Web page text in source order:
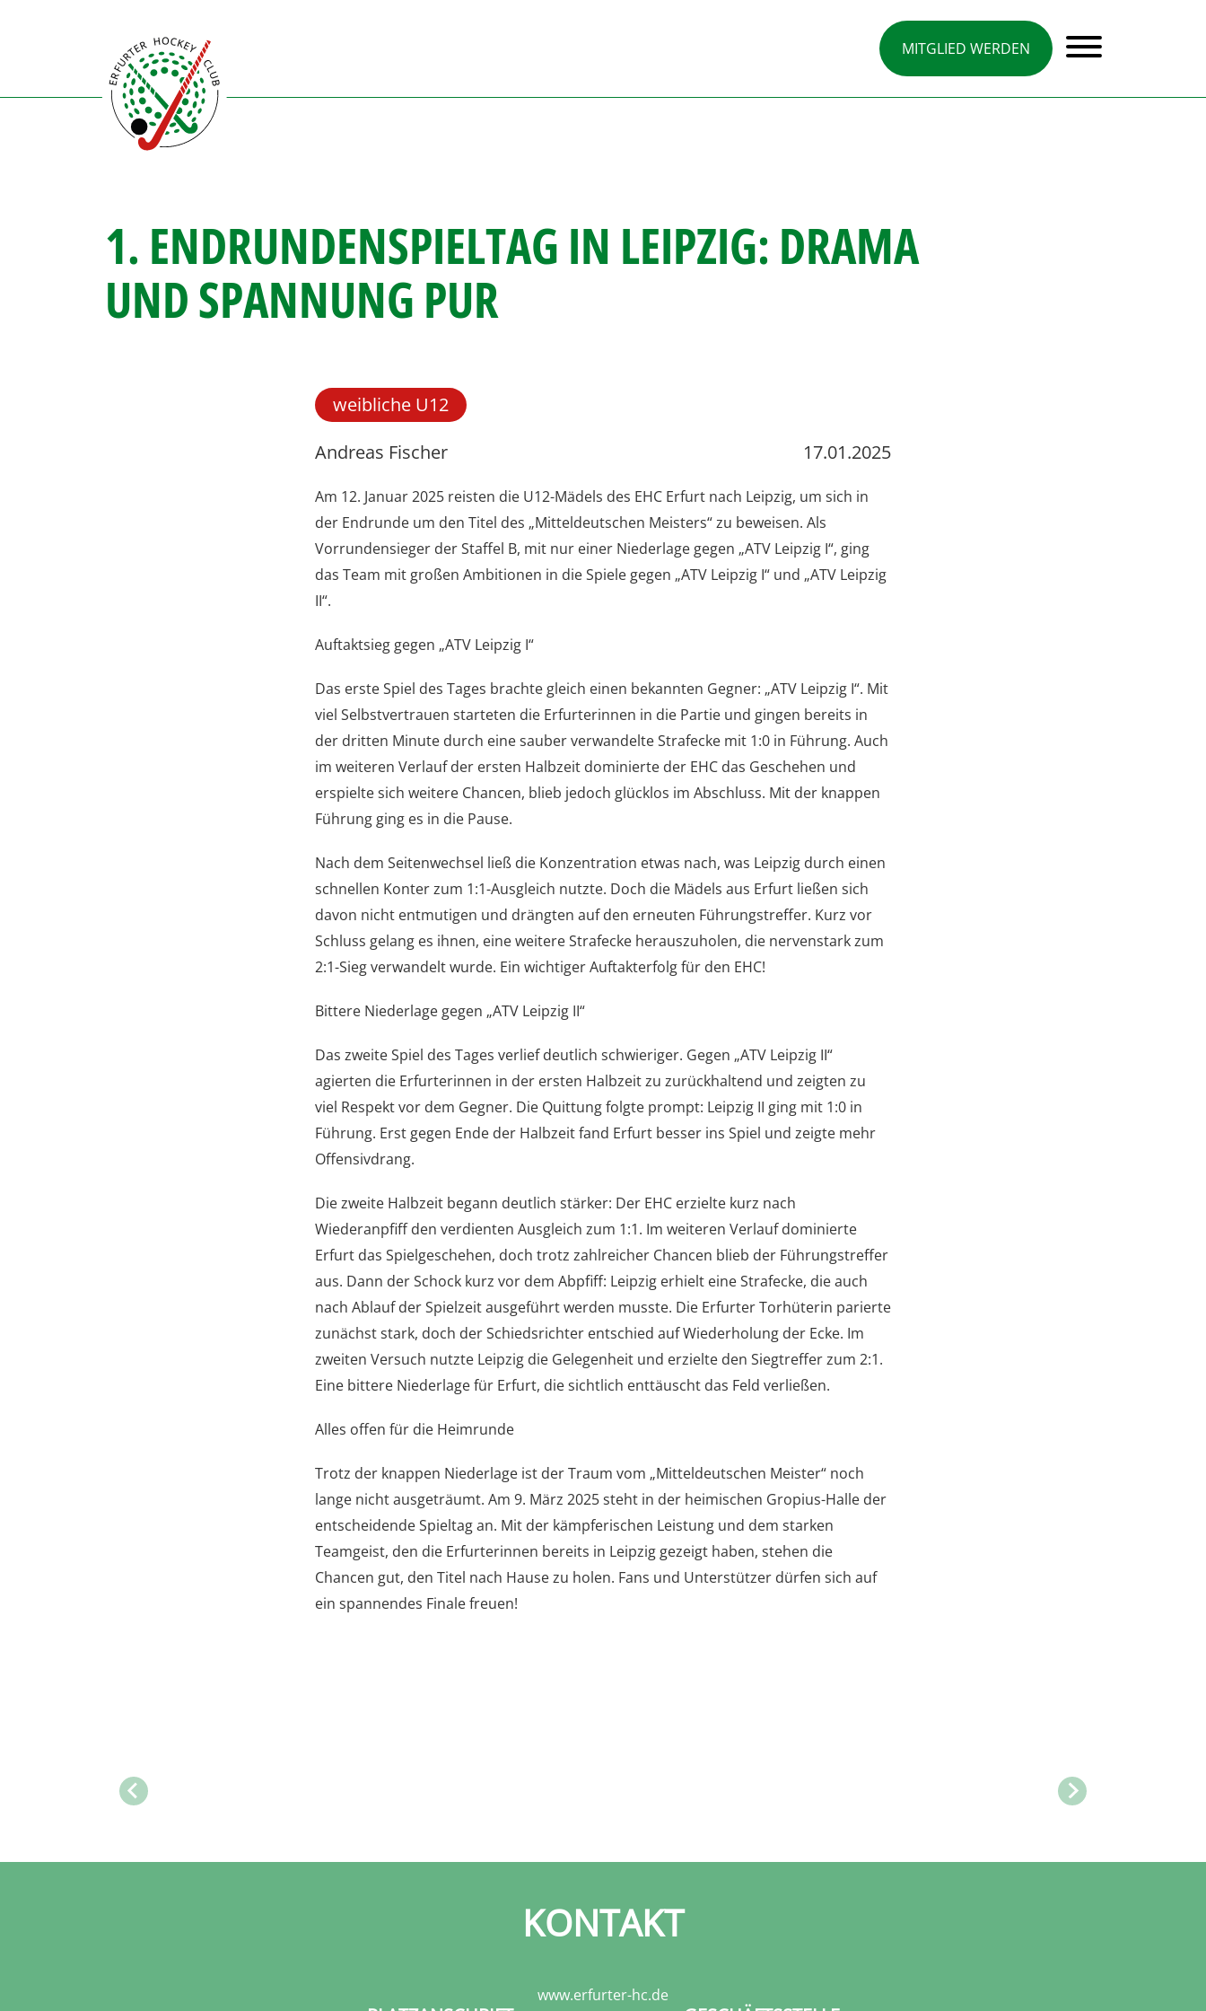
MITGLIED WERDEN
1. ENDRUNDENSPIELTAG IN LEIPZIG: DRAMA
UND SPANNUNG PUR
weibliche U12
Andreas Fischer
17.01.2025
Am 12. Januar 2025 reisten die U12-Mädels des EHC Erfurt nach Leipzig, um sich in
der Endrunde um den Titel des „Mitteldeutschen Meisters“ zu beweisen. Als
Vorrundensieger der Staffel B, mit nur einer Niederlage gegen „ATV Leipzig I“, ging
das Team mit großen Ambitionen in die Spiele gegen „ATV Leipzig I“ und „ATV Leipzig
II“.
Auftaktsieg gegen „ATV Leipzig I“
Das erste Spiel des Tages brachte gleich einen bekannten Gegner: „ATV Leipzig I“. Mit
viel Selbstvertrauen starteten die Erfurterinnen in die Partie und gingen bereits in
der dritten Minute durch eine sauber verwandelte Strafecke mit 1:0 in Führung. Auch
im weiteren Verlauf der ersten Halbzeit dominierte der EHC das Geschehen und
erspielte sich weitere Chancen, blieb jedoch glücklos im Abschluss. Mit der knappen
Führung ging es in die Pause.
Nach dem Seitenwechsel ließ die Konzentration etwas nach, was Leipzig durch einen
schnellen Konter zum 1:1-Ausgleich nutzte. Doch die Mädels aus Erfurt ließen sich
davon nicht entmutigen und drängten auf den erneuten Führungstreffer. Kurz vor
Schluss gelang es ihnen, eine weitere Strafecke herauszuholen, die nervenstark zum
2:1-Sieg verwandelt wurde. Ein wichtiger Auftakterfolg für den EHC!
Bittere Niederlage gegen „ATV Leipzig II“
Das zweite Spiel des Tages verlief deutlich schwieriger. Gegen „ATV Leipzig II“
agierten die Erfurterinnen in der ersten Halbzeit zu zurückhaltend und zeigten zu
viel Respekt vor dem Gegner. Die Quittung folgte prompt: Leipzig II ging mit 1:0 in
Führung. Erst gegen Ende der Halbzeit fand Erfurt besser ins Spiel und zeigte mehr
Offensivdrang.
Die zweite Halbzeit begann deutlich stärker: Der EHC erzielte kurz nach
Wiederanpfiff den verdienten Ausgleich zum 1:1. Im weiteren Verlauf dominierte
Erfurt das Spielgeschehen, doch trotz zahlreicher Chancen blieb der Führungstreffer
aus. Dann der Schock kurz vor dem Abpfiff: Leipzig erhielt eine Strafecke, die auch
nach Ablauf der Spielzeit ausgeführt werden musste. Die Erfurter Torhüterin parierte
zunächst stark, doch der Schiedsrichter entschied auf Wiederholung der Ecke. Im
zweiten Versuch nutzte Leipzig die Gelegenheit und erzielte den Siegtreffer zum 2:1.
Eine bittere Niederlage für Erfurt, die sichtlich enttäuscht das Feld verließen.
Alles offen für die Heimrunde
Trotz der knappen Niederlage ist der Traum vom „Mitteldeutschen Meister“ noch
lange nicht ausgeträumt. Am 9. März 2025 steht in der heimischen Gropius-Halle der
entscheidende Spieltag an. Mit der kämpferischen Leistung und dem starken
Teamgeist, den die Erfurterinnen bereits in Leipzig gezeigt haben, stehen die
Chancen gut, den Titel nach Hause zu holen. Fans und Unterstützer dürfen sich auf
ein spannendes Finale freuen!
KONTAKT
www.erfurter-hc.de